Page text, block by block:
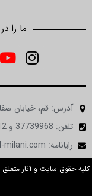
ما را در شبکه‌های
صفائیه، کوچه 34، فرعی اول سمت چپ، پلاک 33
و آثار متعلق است به
علی حسینی